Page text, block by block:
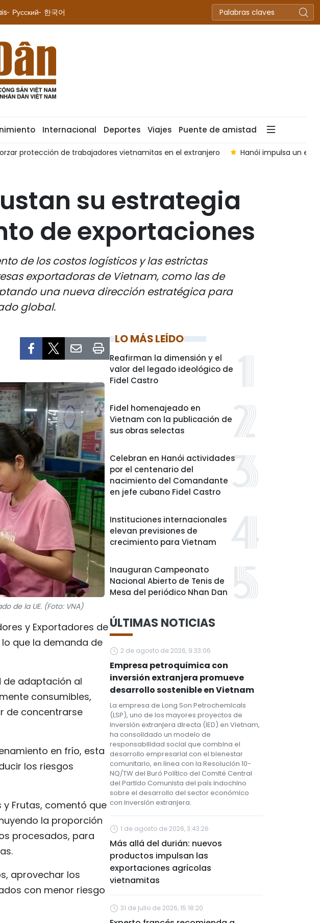
Русский 한국어
Internacional Deportes Viajes Puente de amistad
protección de trabajadores vietnamitas en el extranjero Hanói impulsa un
su estrategia
de exportaciones
de los costos logísticos y las estrictas
exportadoras de Vietnam, como las de
una nueva dirección estratégica para
global.
de la UE. (Foto: VNA)
y Exportadores de
lo que la demanda de
de adaptación al
consumibles,
de concentrarse
en frío, esta
los riesgos
y Frutas, comentó que
la proporción
procesados, para
aprovechar los
con menor riesgo
LO MÁS LEÍDO
Reafirman la dimensión y el
valor del legado ideológico de
Fidel Castro
Fidel homenajeado en
Vietnam con la publicación de
sus obras selectas
Celebran en Hanói actividades
por el centenario del
nacimiento del Comandante
en jefe cubano Fidel Castro
Instituciones internacionales
elevan previsiones de
crecimiento para Vietnam
Inauguran Campeonato
Nacional Abierto de Tenis de
Mesa del periódico Nhan Dan
ÚLTIMAS NOTICIAS
2 de agosto de 2026, 9:33:06
Empresa petroquímica con
inversión extranjera promueve
desarrollo sostenible en Vietnam
La empresa de Long Son Petrochemicals
(LSP), uno de los mayores proyectos de
inversión extranjera directa (IED) en Vietnam,
ha consolidado un modelo de
responsabilidad social que combina el
desarrollo empresarial con el bienestar
comunitario, en línea con la Resolución 10-
NQ/TW del Buró Político del Comité Central
del Partido Comunista del país indochino
sobre el desarrollo del sector económico
con inversión extranjera.
1 de agosto de 2026, 3:43:26
Más allá del durián: nuevos
productos impulsan las
exportaciones agrícolas
vietnamitas
31 de julio de 2026, 15:18:20